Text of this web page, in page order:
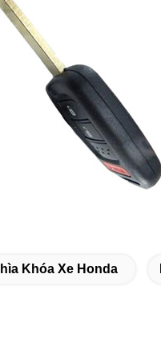
Khóa Xe Honda